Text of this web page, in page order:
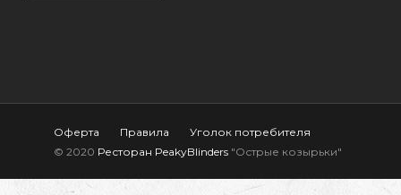
Оферта Правила
Уголок потребителя
© 2020 Ресторан PeakyBlinders "Острые козырьки"